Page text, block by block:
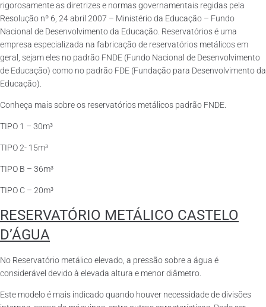
rigorosamente as diretrizes e normas governamentais regidas pela
Resolução nº 6, 24 abril 2007 – Ministério da Educação – Fundo
Nacional de Desenvolvimento da Educação. Reservatórios é uma
empresa especializada na fabricação de reservatórios metálicos em
geral, sejam eles no padrão FNDE (Fundo Nacional de Desenvolvimento
de Educação) como no padrão FDE (Fundação para Desenvolvimento da
Educação).
Conheça mais sobre os reservatórios metálicos padrão FNDE.
TIPO 1 – 30m³
TIPO 2- 15m³
TIPO B – 36m³
TIPO C – 20m³
RESERVATÓRIO METÁLICO CASTELO
D’ÁGUA
No Reservatório metálico elevado, a pressão sobre a água é
considerável devido à elevada altura e menor diâmetro.
Este modelo é mais indicado quando houver necessidade de divisões